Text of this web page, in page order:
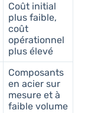
Coût initial
plus faible,
coût
opérationnel
plus élevé
Composants
en acier sur
mesure et à
faible volume